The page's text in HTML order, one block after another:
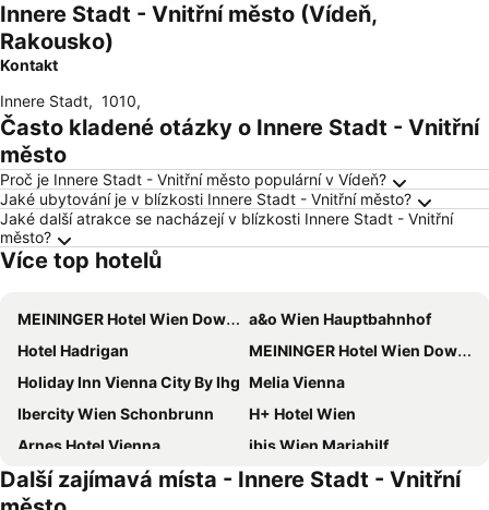
Innere Stadt - Vnitřní město (Vídeň,
Rakousko)
Kontakt
Innere Stadt, 1010,
Často kladené otázky o Innere Stadt - Vnitřní
město
Proč je Innere Stadt - Vnitřní město populární v Vídeň?
Jaké ubytování je v blízkosti Innere Stadt - Vnitřní město?
Jaké další atrakce se nacházejí v blízkosti Innere Stadt - Vnitřní
město?
Více top hotelů
MEININGER Hotel Wien Downtown Franz
a&o Wien Hauptbahnhof
Hotel Hadrigan
MEININGER Hotel Wien Downtown Sissi
Holiday Inn Vienna City By Ihg Melia Vienna
Ibercity Wien Schonbrunn
H+ Hotel Wien
Arnes Hotel Vienna
ibis Wien Mariahilf
Hotel Bellevue Wien
Hilton Vienna Waterfront
Další zajímavá místa - Innere Stadt - Vnitřní